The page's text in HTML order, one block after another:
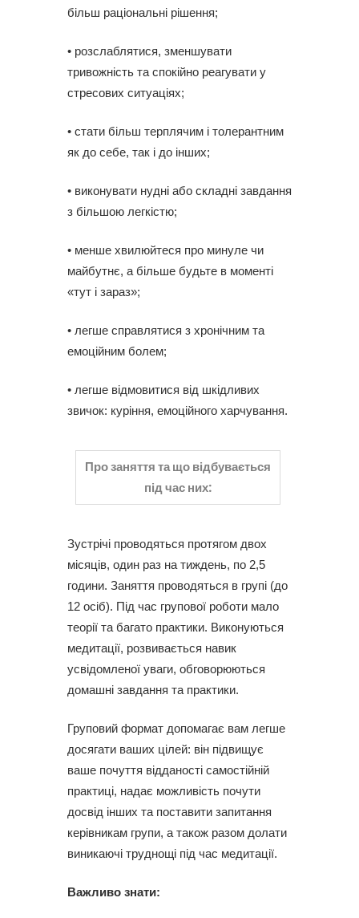
більш раціональні рішення;
• розслаблятися, зменшувати
тривожність та спокійно реагувати у
стресових ситуаціях;
• стати більш терплячим і толерантним
як до себе, так і до інших;
• виконувати нудні або складні завдання
з більшою легкістю;
• менше хвилюйтеся про минуле чи
майбутнє, а більше будьте в моменті
«тут і зараз»;
• легше справлятися з хронічним та
емоційним болем;
• легше відмовитися від шкідливих
звичок: куріння, емоційного харчування.
Про заняття та що відбувається
під час них:
Зустрічі проводяться протягом двох
місяців, один раз на тиждень, по 2,5
години. Заняття проводяться в групі (до
12 осіб). Під час групової роботи мало
теорії та багато практики. Виконуються
медитації, розвивається навик
усвідомленої уваги, обговорюються
домашні завдання та практики.
Груповий формат допомагає вам легше
досягати ваших цілей: він підвищує
ваше почуття відданості самостійній
практиці, надає можливість почути
досвід інших та поставити запитання
керівникам групи, а також разом долати
виникаючі труднощі під час медитації.
Важливо знати: